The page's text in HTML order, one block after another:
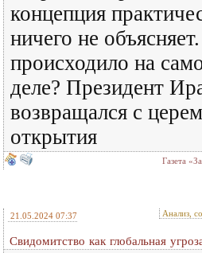
концепция
ничего не
происходило на
деле? Президент
возвращался с
открытия
Газета
21.05.2024 07:37 Анализ,
Свидомитство как глобальная